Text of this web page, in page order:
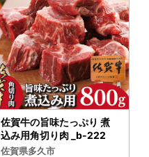
佐賀牛の旨味たっぷり 煮
込み用角切り肉 _b-222
佐賀県多久市